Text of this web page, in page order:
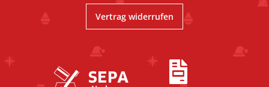
Vertrag widerrufen